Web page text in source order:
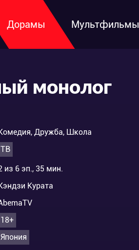
Дорамы Мультфильмы
монолог
Дружба, Школа
ТВ
из 6 эп., 35 мин.
Курата
18+
Япония